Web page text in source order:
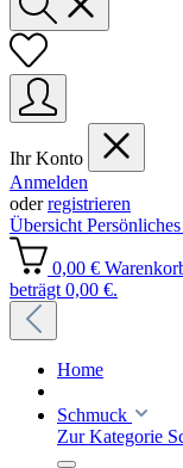
Ihr Konto
Anmelden
oderregistrieren
Übersicht
0,00 €
beträgt 0,00 €.
Home
Schmuck
Zur Kategorie